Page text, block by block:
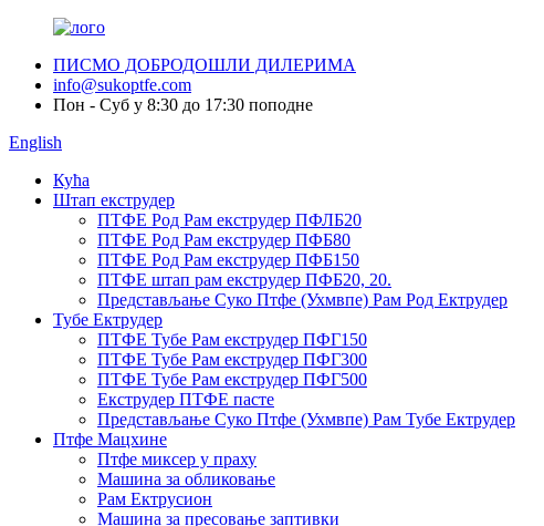
ПИСМО ДОБРОДОШЛИ ДИЛЕРИМА
info@sukoptfe.com
Пон - Суб у 8:30 до 17:30 поподне
English
Кућа
Штап екструдер
ПТФЕ Род Рам екструдер ПФЛБ20
ПТФЕ Род Рам екструдер ПФБ80
ПТФЕ Род Рам екструдер ПФБ150
ПТФЕ штап рам екструдер ПФБ20, 20.
Представљање Суко Птфе (Ухмвпе) Рам Род Ектрудер
Тубе Ектрудер
ПТФЕ Тубе Рам екструдер ПФГ150
ПТФЕ Тубе Рам екструдер ПФГ300
ПТФЕ Тубе Рам екструдер ПФГ500
Екструдер ПТФЕ пасте
Представљање Суко Птфе (Ухмвпе) Рам Тубе Ектрудер
Птфе Мацхине
Птфе миксер у праху
Машина за обликовање
Рам Ектрусион
Машина за пресовање заптивки